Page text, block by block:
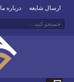
ارسال شایعه درباره ما